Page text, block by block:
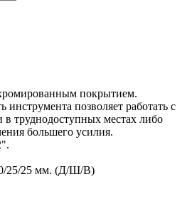
покрытием.
инструмента позволяет работать с
труднодоступных местах либо
большего усилия.
25/25 мм. (Д/Ш/В)